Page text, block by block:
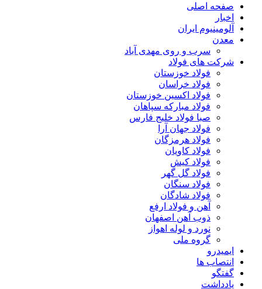
صفحه اصلی
اخبار
آلومینیوم ایران
معدن
سرب و روی مهدی آباد
شرکت های فولاد
فولاد خوزستان
فولاد خراسان
فولاد اکسین خوزستان
فولاد مبارکه سپاهان
صبا فولاد خلیج فارس
فولاد جهان آرا
فولاد هرمزگان
فولاد کاویان
فولاد کیش
فولاد گل گهر
فولاد سنگان
فولاد شادگان
آهن و فولاد ارفع
ذوب آهن اصفهان
نورد و لوله اهواز
گروه ملی
ایمیدرو
انتصاب ها
گفتگو
یادداشت